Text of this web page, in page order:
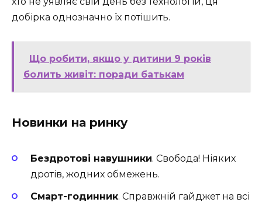
добірка однозначно їх потішить.
Що робити, якщо у дитини 9 років
болить живіт: поради батькам
Новинки на ринку
Бездротові навушники. Свобода! Ніяких
дротів, жодних обмежень.
Смарт-годинник. Справжній гайджет на всі